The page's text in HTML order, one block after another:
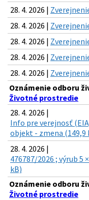
28. 4. 2026 |
28. 4. 2026 |
28. 4. 2026 |
28. 4. 2026 |
28. 4. 2026 |
Oznámenie odboru
Životné prostredie
28. 4. 2026 |
Info pre verejnosť
objekt - zmena (149,9
28. 4. 2026 |
476787/2026 ; výrub 5
kB)
Oznámenie odboru
Životné prostredie